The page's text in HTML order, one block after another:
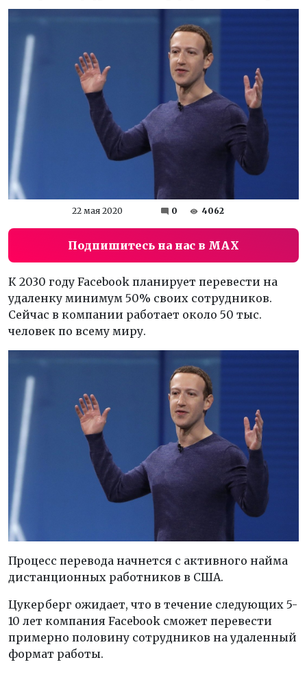
22 мая 2020 0 4062
Подпишитесь на нас в MAX
К 2030 году Facebook планирует перевести на
удаленку минимум 50% своих сотрудников.
Сейчас в компании работает около 50 тыс.
человек по всему миру.
Процесс перевода начнется с активного найма
дистанционных работников в США.
Цукерберг ожидает, что в течение следующих 5-
10 лет компания Facebook сможет перевести
примерно половину сотрудников на удаленный
формат работы.